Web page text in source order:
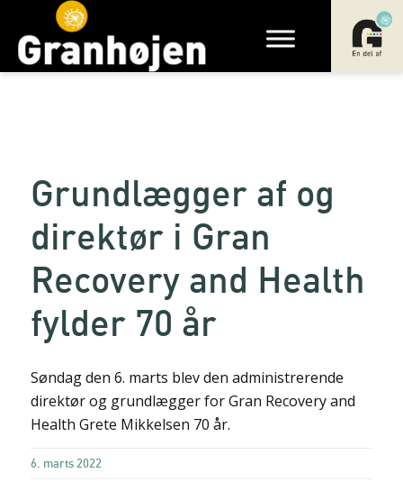
Grundlægger af og
direktør i Gran
Recovery and Health
fylder 70 år
Søndag den 6. marts blev den administrerende
direktør og grundlægger for Gran Recovery and
Health Grete Mikkelsen 70 år.
6. marts 2022